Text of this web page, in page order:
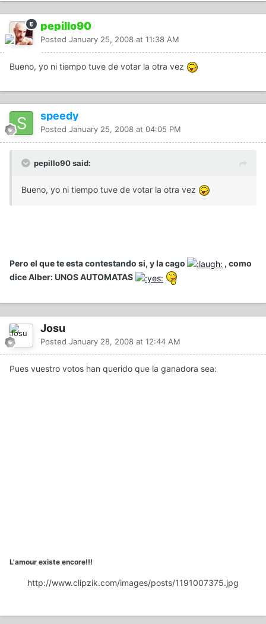
pepillo90
Posted January 25, 2008 at 11:38 AM
Bueno, yo ni tiempo tuve de votar la otra vez
speedy
Posted January 25, 2008 at 04:05 PM
pepillo90 said:
Bueno, yo ni tiempo tuve de votar la otra vez
Pero el que te esta contestando si, y la cago
, como
dice Alber: UNOS AUTOMATAS
Josu
Posted January 28, 2008 at 12:44 AM
Pues vuestro votos han querido que la ganadora sea:
L'amour existe encore!!!
http://www.clipzik.com/images/posts/1191007375.jpg